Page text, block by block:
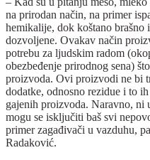
na prirodan način, na primer
hemikalije, dok koštano brašno
dozvoljene. Ovakav način
potrebu za ljudskim radom
obezbeđenje prirodnog sena)
proizvoda. Ovi proizvodi ne bi
dodatke, odnosno rezidue i to
gajenih proizvoda. Naravno, ni
mogu se isključiti baš svi
primer zagađivači u vazduhu,
Radaković.